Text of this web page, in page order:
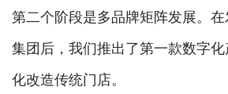
第二个阶段是多品牌矩阵发展。
集团后，我们推出了第一款数字
化改造传统门店。